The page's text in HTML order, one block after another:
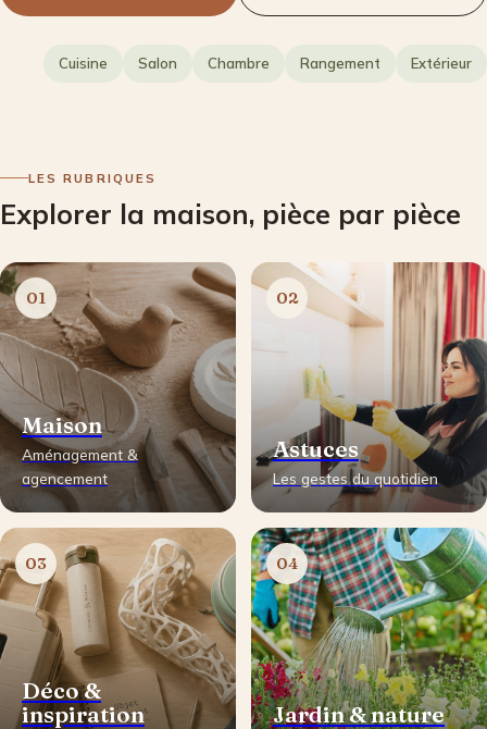
Cuisine Salon Chambre Rangement Extérieur
LES RUBRIQUES
Explorer la maison, pièce par pièce
01
Maison
Aménagement &
agencement
02
Astuces
Les gestes du quotidien
03
Déco &
inspiration
04
Jardin & nature